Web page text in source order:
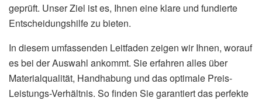
geprüft. Unser Ziel ist es, Ihnen eine klare und fundierte
Entscheidungshilfe zu bieten.
In diesem umfassenden Leitfaden zeigen wir Ihnen, worauf
es bei der Auswahl ankommt. Sie erfahren alles über
Materialqualität, Handhabung und das optimale Preis-
Leistungs-Verhältnis. So finden Sie garantiert das perfekte